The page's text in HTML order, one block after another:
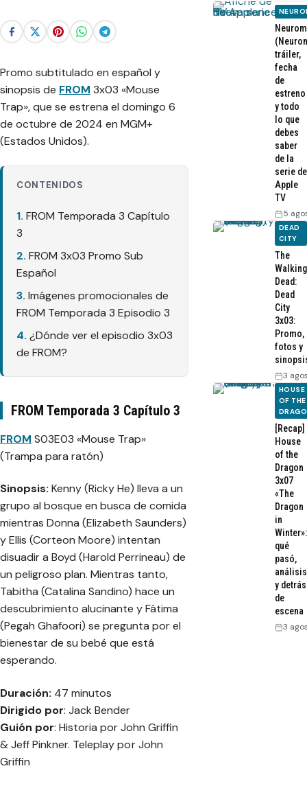
Promo subtitulado en español y
sinopsis de FROM 3x03 «Mouse
Trap», que se estrena el domingo 6
de octubre de 2024 en MGM+
(Estados Unidos).
CONTENIDOS
FROM Temporada 3 Capítulo
3
FROM 3x03 Promo Sub
Español
Imágenes promocionales de
FROM Temporada 3 Episodio 3
¿Dónde ver el episodio 3x03
de FROM?
FROM Temporada 3 Capítulo 3
FROM S03E03 «Mouse Trap»
(Trampa para ratón)
Sinopsis: Kenny (Ricky He) lleva a un
grupo al bosque en busca de comida
mientras Donna (Elizabeth Saunders)
y Ellis (Corteon Moore) intentan
disuadir a Boyd (Harold Perrineau) de
un peligroso plan. Mientras tanto,
Tabitha (Catalina Sandino) hace un
descubrimiento alucinante y Fátima
(Pegah Ghafoori) se pregunta por el
bienestar de su bebé que está
esperando.
Duración: 47 minutos
Dirigido por: Jack Bender
Guión por: Historia por John Griffin
& Jeff Pinkner. Teleplay po r John
Griffin
tráiler,
fecha
de
estreno
y todo
lo que
debes
saber
de la
serie de
Apple
TV
5
DEAD
CITY
The
Walking
Dead:
Dead
City
3x03:
Promo,
fotos y
3
HOUSE
OF THE
[Recap]
House
of the
Dragon
3x07
«The
Dragon
in
Winter»:
qué
pasó,
análisis
y detrás
de
escena
3